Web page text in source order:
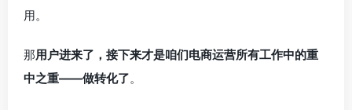
用。
那用户进来了，接下来才是咱们电商运营所有工作中的重
中之重——做转化了。